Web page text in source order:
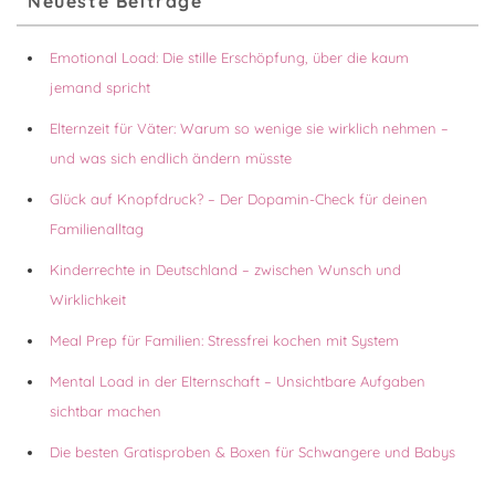
Seitenleisten-
Widgetbereich
Emotional Load: Die stille Erschöpfung, über die kaum
jemand spricht
Elternzeit für Väter: Warum so wenige sie wirklich nehmen –
und was sich endlich ändern müsste
Glück auf Knopfdruck? – Der Dopamin-Check für deinen
Familienalltag
Kinderrechte in Deutschland – zwischen Wunsch und
Wirklichkeit
Meal Prep für Familien: Stressfrei kochen mit System
Mental Load in der Elternschaft – Unsichtbare Aufgaben
sichtbar machen
Die besten Gratisproben & Boxen für Schwangere und Babys